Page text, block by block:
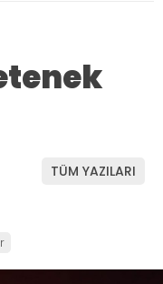
TÜM YAZILARI